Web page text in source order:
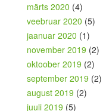
märts 2020 (4)
veebruar 2020 (5)
jaanuar 2020 (1)
november 2019 (2)
oktoober 2019 (2)
september 2019 (2)
august 2019 (2)
juuli 2019 (5)